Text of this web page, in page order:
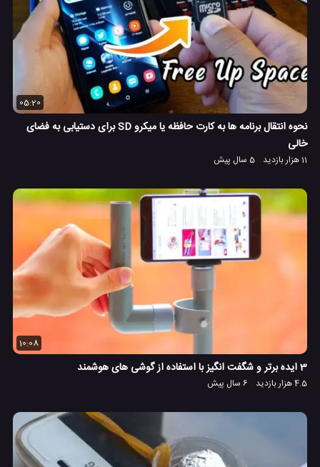
05:20
نحوه انتقال برنامه ها به کارت حافظه یا میکرو SD برای دستیابی به فضای
خالی
11 هزار بازدید 5 سال پیش
10:08
3 ایده برتر و شگفت انگیز با استفاده از گوشی های هوشمند
4.5 هزار بازدید 6 سال پیش